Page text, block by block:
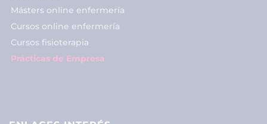
Másters online enfermería
Cursos online enfermería
Cursos fisioterapia
Prácticas de Empresa